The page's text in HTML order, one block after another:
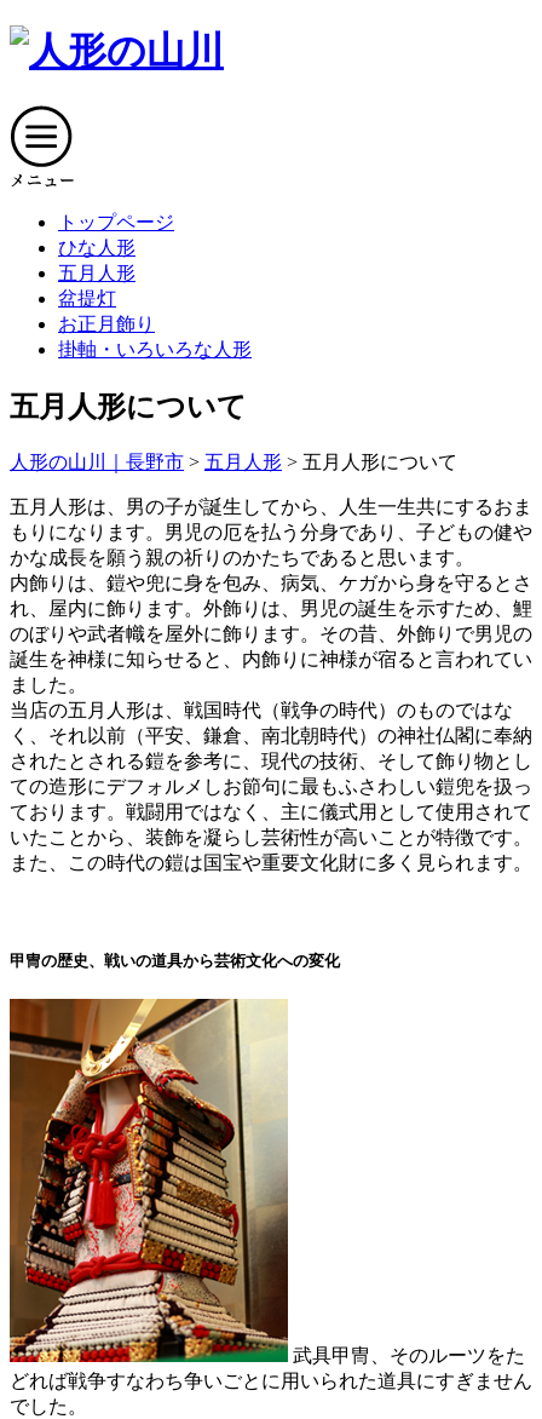
トップページ
ひな人形
五月人形
盆提灯
お正月飾り
掛軸・いろいろな人形
五月人形について
人形の山川｜長野市 > 五月人形 > 五月人形について
五月人形は、男の子が誕生してから、人生一生共にするおま
もりになります。 男児の厄を払う分身であり、子どもの健や
かな成長を願う親の祈りのかたちであると思います。
内飾りは、鎧や兜に身を包み、病気、ケガから身を守る とさ
れ、屋内に飾ります。 外飾りは、男児の誕生を示すため 、鯉
のぼりや武者幟を屋外に飾ります。その昔、外飾りで男児の
誕生を神様に知らせると、内飾りに神様が宿ると言われてい
ました。
当店の五月人形は、戦国時代（戦争の時代）のものではな
く、それ以前（平安、鎌倉、南北朝時代）の神社仏閣に奉納
されたとされる鎧を参考に、現代の技術、そして飾り物とし
ての造形にデフォルメしお節句に最もふさわしい鎧兜を扱っ
ております。戦闘用ではなく、主に儀式用として使用されて
いたことから、装飾を凝らし芸術性が高いことが特徴です。
また、この時代の鎧は国宝や重要文化財に多く見られます。
甲冑の歴史、戦いの道具から芸術文化への変化
武具甲冑、そのルーツをた
どれば戦争すなわち争いごとに用いられた道具にすぎません
でした。